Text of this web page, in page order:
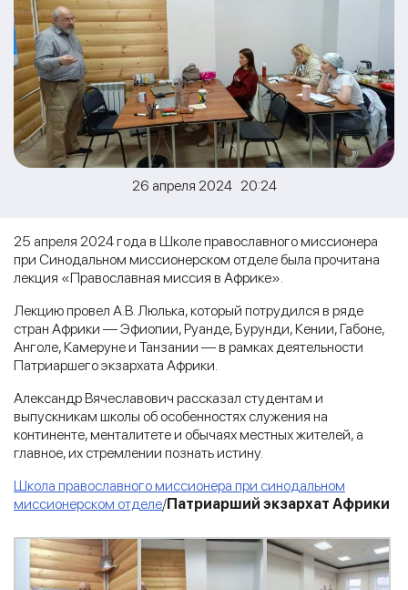
26 апреля 2024 20:24
25 апреля 2024 года в Школе православного миссионера
при Синодальном миссионерском отделе была прочитана
лекция «Православная миссия в Африке».
Лекцию провел А.В. Люлька, который потрудился в ряде
стран Африки — Эфиопии, Руанде, Бурунди, Кении, Габоне,
Анголе, Камеруне и Танзании — в рамках деятельности
Патриаршего экзархата Африки.
Александр Вячеславович рассказал студентам и
выпускникам школы об особенностях служения на
континенте, менталитете и обычаях местных жителей, а
главное, их стремлении познать истину.
Школа православного миссионера при синодальном
миссионерском отделе/Патриарший экзархат Африки